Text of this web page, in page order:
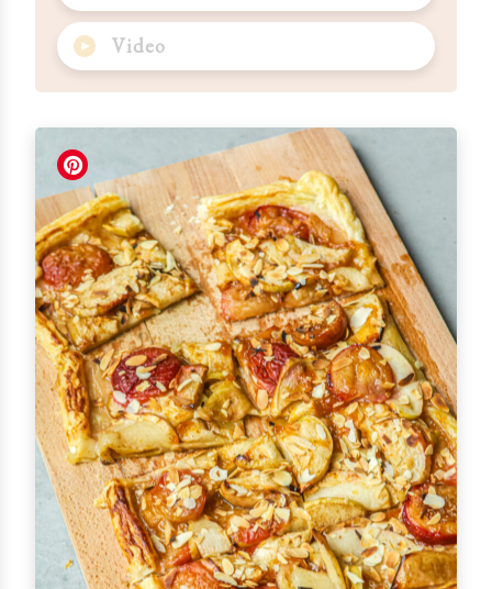
Video